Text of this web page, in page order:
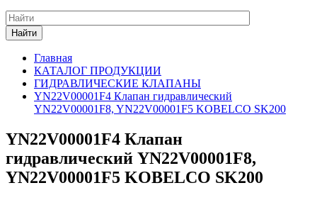
Найти
Главная
КАТАЛОГ ПРОДУКЦИИ
ГИДРАВЛИЧЕСКИЕ КЛАПАНЫ
YN22V00001F4 Клапан гидравлический
YN22V00001F8, YN22V00001F5 KOBELCO SK200
YN22V00001F4 Клапан
гидравлический YN22V00001F8,
YN22V00001F5 KOBELCO SK200